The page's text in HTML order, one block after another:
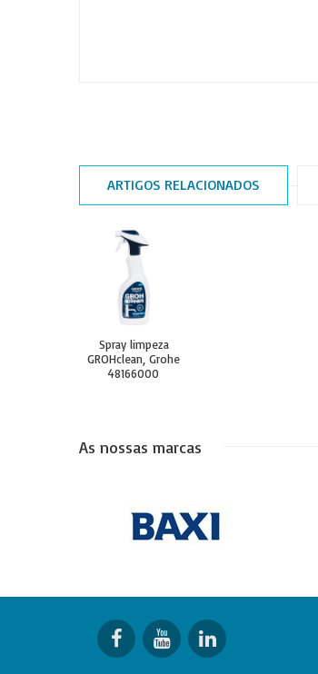
ARTIGOS RELACIONADOS
Spray limpeza
GROHclean, Grohe
48166000
As nossas marcas